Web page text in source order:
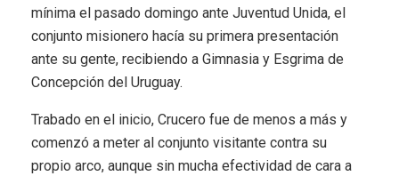
mínima el pasado domingo ante Juventud Unida, el
conjunto misionero hacía su primera presentación
ante su gente, recibiendo a Gimnasia y Esgrima de
Concepción del Uruguay.
Trabado en el inicio, Crucero fue de menos a más y
comenzó a meter al conjunto visitante contra su
propio arco, aunque sin mucha efectividad de cara a